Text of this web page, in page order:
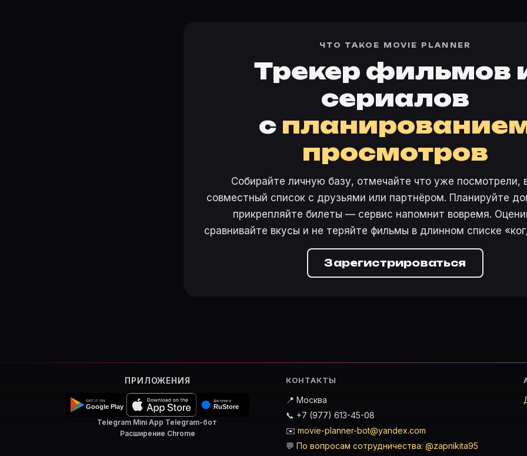
ЧТО ТАКОЕ MOVIE PLANNER
Трекер фильмов
сериалов
с
просмотров
Собирайте личную базу, отмечайте что уже посмотрели,
совместный список с друзьями или партнёром. Планируйте
прикрепляйте билеты — сервис напомнит вовремя.
сравнивайте вкусы и не теряйте фильмы в длинном списке
Зарегистрироваться
ПРИЛОЖЕНИЯ
Telegram Mini App·Telegram-бот·
Расширение Chrome
КОНТАКТЫ
📍 Москва
📞 +7 (977) 613-45-08
✉️ movie-planner-bot@yandex.com
💬 По вопросам сотрудничества: @zapnikita95